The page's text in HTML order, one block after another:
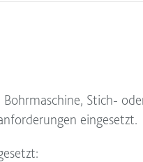
Stich-
eingesetzt.